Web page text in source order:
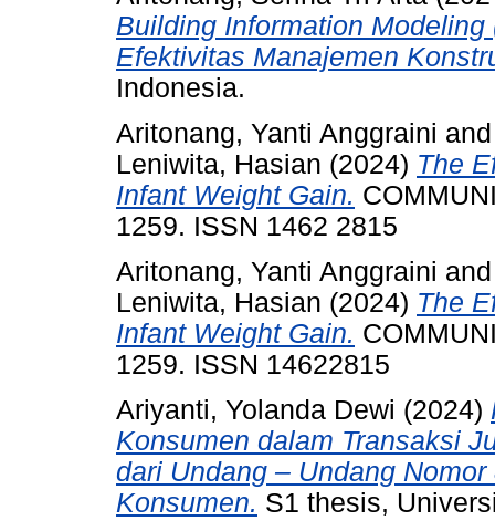
Building Information
Efektivitas Manajemen
Indonesia.
Aritonang, Yanti Anggraini
Leniwita, Hasian (2024) The
Infant Weight Gain.
1259. ISSN 1462 2815
Aritonang, Yanti Anggraini
Leniwita, Hasian (2024) The
Infant Weight Gain.
1259. ISSN 14622815
Ariyanti, Yolanda Dewi (2024)
Konsumen dalam Transaksi
dari Undang – Undang
Konsumen. S1 thesis,